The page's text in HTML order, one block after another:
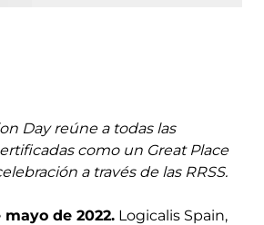
Day reúne a todas las
como un Great Place
a través de las RRSS.
mayo de 2022. Logicalis Spain,